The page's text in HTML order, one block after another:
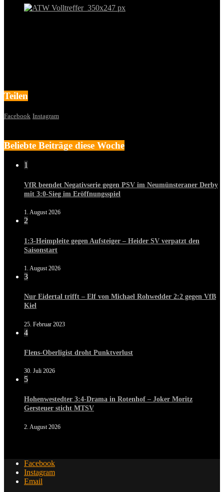
Teilen
Facebook Instagram
Beliebte Beiträge diese Woche
1
VfR beendet Negativserie gegen PSV im Neumünsteraner Derby
mit 3:0-Sieg im Eröffnungsspiel
1. August 2026
2
1:3-Heimpleite gegen Aufsteiger – Heider SV verpatzt den
Saisonstart
1. August 2026
3
Nur Eidertal trifft – Elf von Michael Rohwedder 2:2 gegen VfB
Kiel
25. Februar 2023
4
Flens-Oberligist droht Punktverlust
30. Juli 2026
5
Hohenwestedter 3:4-Drama in Rotenhof – Joker Moritz
Gersteuer sticht MTSV
2. August 2026
Facebook
Instagram
Email